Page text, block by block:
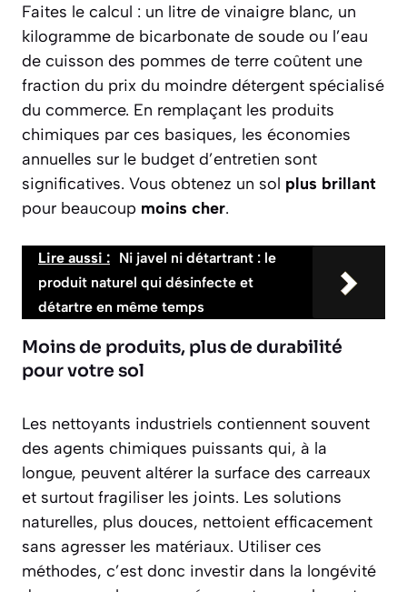
Faites le calcul : un litre de vinaigre blanc, un
kilogramme de bicarbonate de soude ou l’eau
de cuisson des pommes de terre coûtent une
fraction du prix du moindre détergent spécialisé
du commerce. En remplaçant les produits
chimiques par ces basiques, les économies
annuelles sur le budget d’entretien sont
significatives. Vous obtenez un sol plus brillant
pour beaucoup moins cher.
Lire aussi : Ni javel ni détartrant : le
produit naturel qui désinfecte et
détartre en même temps
Moins de produits, plus de durabilité
pour votre sol
Les nettoyants industriels contiennent souvent
des agents chimiques puissants qui, à la
longue, peuvent altérer la surface des carreaux
et surtout fragiliser les joints. Les solutions
naturelles, plus douces, nettoient efficacement
sans agresser les matériaux. Utiliser ces
méthodes, c’est donc investir dans la longévité